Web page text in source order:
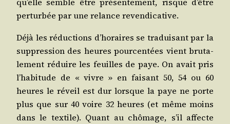
qu’elle semble être pré­sen­te­ment, risque d’être
per­tur­bée par une relance revendicative.
Déjà les réduc­tions d’ho­raires se tra­dui­sant par la
sup­pres­sion des heures pour­cen­tées vient bru­ta­
le­ment réduire les feuilles de paye. On avait pris
l’ha­bi­tude de « vivre » en fai­sant 50, 54 ou 60
heures le réveil est dur lorsque la paye ne porte
plus que sur 40 voire 32 heures (et même moins
dans le tex­tile). Quant au chô­mage, s’il affecte